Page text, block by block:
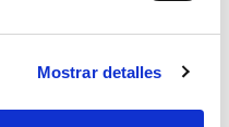
Mostrar detalles
Científicas